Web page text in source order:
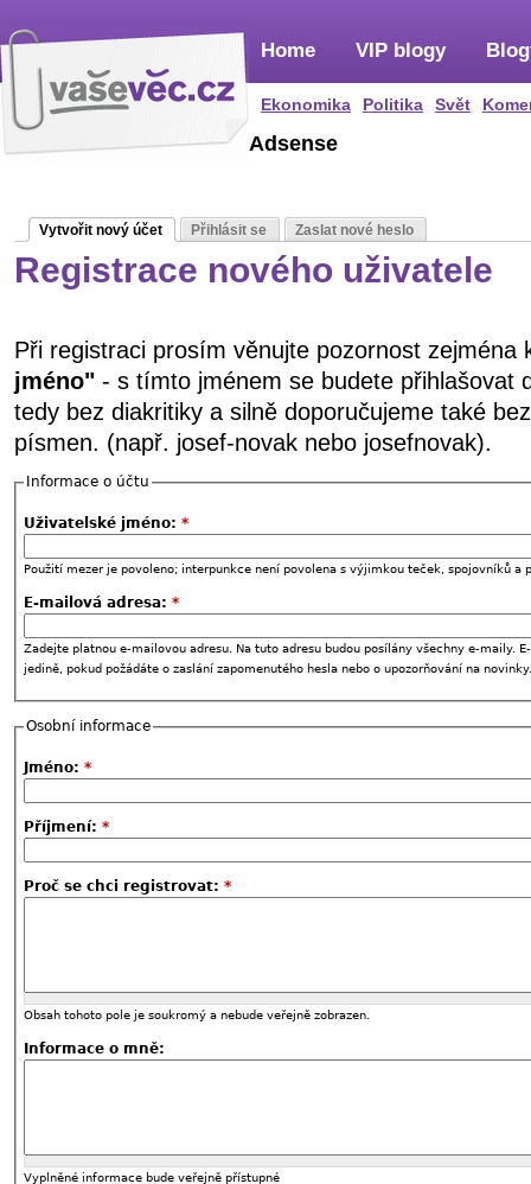
Home
Ekonomika Politika Svět
VIP blogy
Adsense
Vytvořit nový účet Přihlásit se Zaslat nové heslo
Registrace nového uživatele
Při registraci prosím věnujte pozornost zejména
jméno" - s tímto jménem se budete přihlašovat
tedy bez diakritiky a silně doporučujeme také
písmen. (např. josef-novak nebo josefnovak).
Informace o účtu
Uživatelské jméno: *
Použití mezer je povoleno; interpunkce není povolena s výjimkou teček, spojovníků a
E-mailová adresa: *
Zadejte platnou e-mailovou adresu. Na tuto adresu budou posílány všechny e-maily.
jedině, pokud požádáte o zaslání zapomenutého hesla nebo o upozorňování na novinky.
Osobní informace
Jméno: *
Příjmení: *
Proč se chci registrovat: *
Obsah tohoto pole je soukromý a nebude veřejně zobrazen.
Informace o mně:
Vyplněné informace bude veřejně přístupné